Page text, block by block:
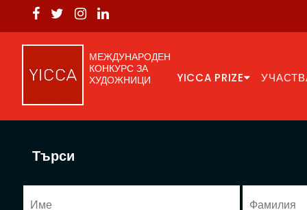
МЕЖДУНАРОДЕН
КОНКУРС ЗА
ХУДОЖНИЦИ
YICCA PRIZE
Търси